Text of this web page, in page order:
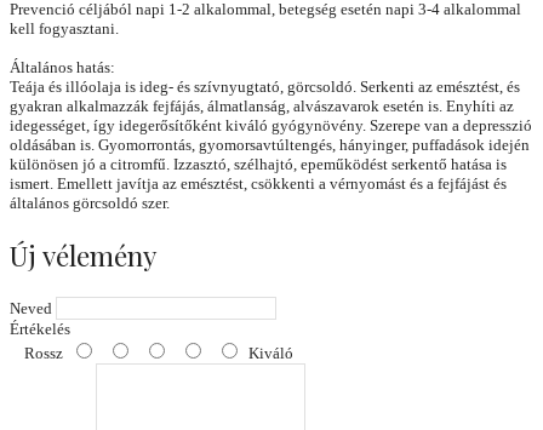
Prevenció céljából napi 1-2 alkalommal, betegség esetén napi 3-4 alkalommal
kell fogyasztani.
Általános hatás:
Teája és illóolaja is ideg- és szívnyugtató, görcsoldó. Serkenti az emésztést, és
gyakran alkalmazzák fejfájás, álmatlanság, alvászavarok esetén is. Enyhíti az
idegességet, így idegerősítőként kiváló gyógynövény. Szerepe van a depresszió
oldásában is. Gyomorrontás, gyomorsavtúltengés, hányinger, puffadások idején
különösen jó a citromfű. Izzasztó, szélhajtó, epeműködést serkentő hatása is
ismert. Emellett javítja az emésztést, csökkenti a vérnyomást és a fejfájást és
általános görcsoldó szer.
Új vélemény
Neved
Értékelés
Rossz
Kiváló